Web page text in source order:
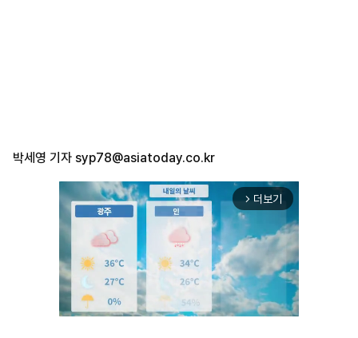
박세영 기자 syp78@asiatoday.co.kr
arrow_forward_ios 더보기